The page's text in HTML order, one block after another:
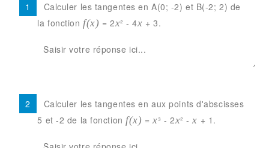
Calculer les tangentes en A(0; -2) et B(-2; 2) de
la fonction f(x) = 2x² - 4x + 3.
Calculer les tangentes en aux points d'abscisses
5 et -2 de la fonction f(x) =x³ - 2x² -x + 1.